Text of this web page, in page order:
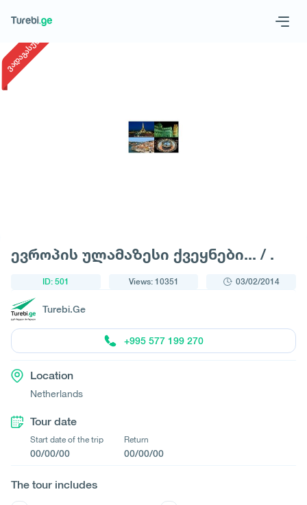
Request a tour
ვადაგასული
ევროპის ულამაზესი ქვეყნები... / .
ID: 501 Views: 10351 03/02/2014
Turebi.Ge
+995 577 199 270
Location
Netherlands
Tour date
Start date of the trip
00/00/00
Return
00/00/00
The tour includes